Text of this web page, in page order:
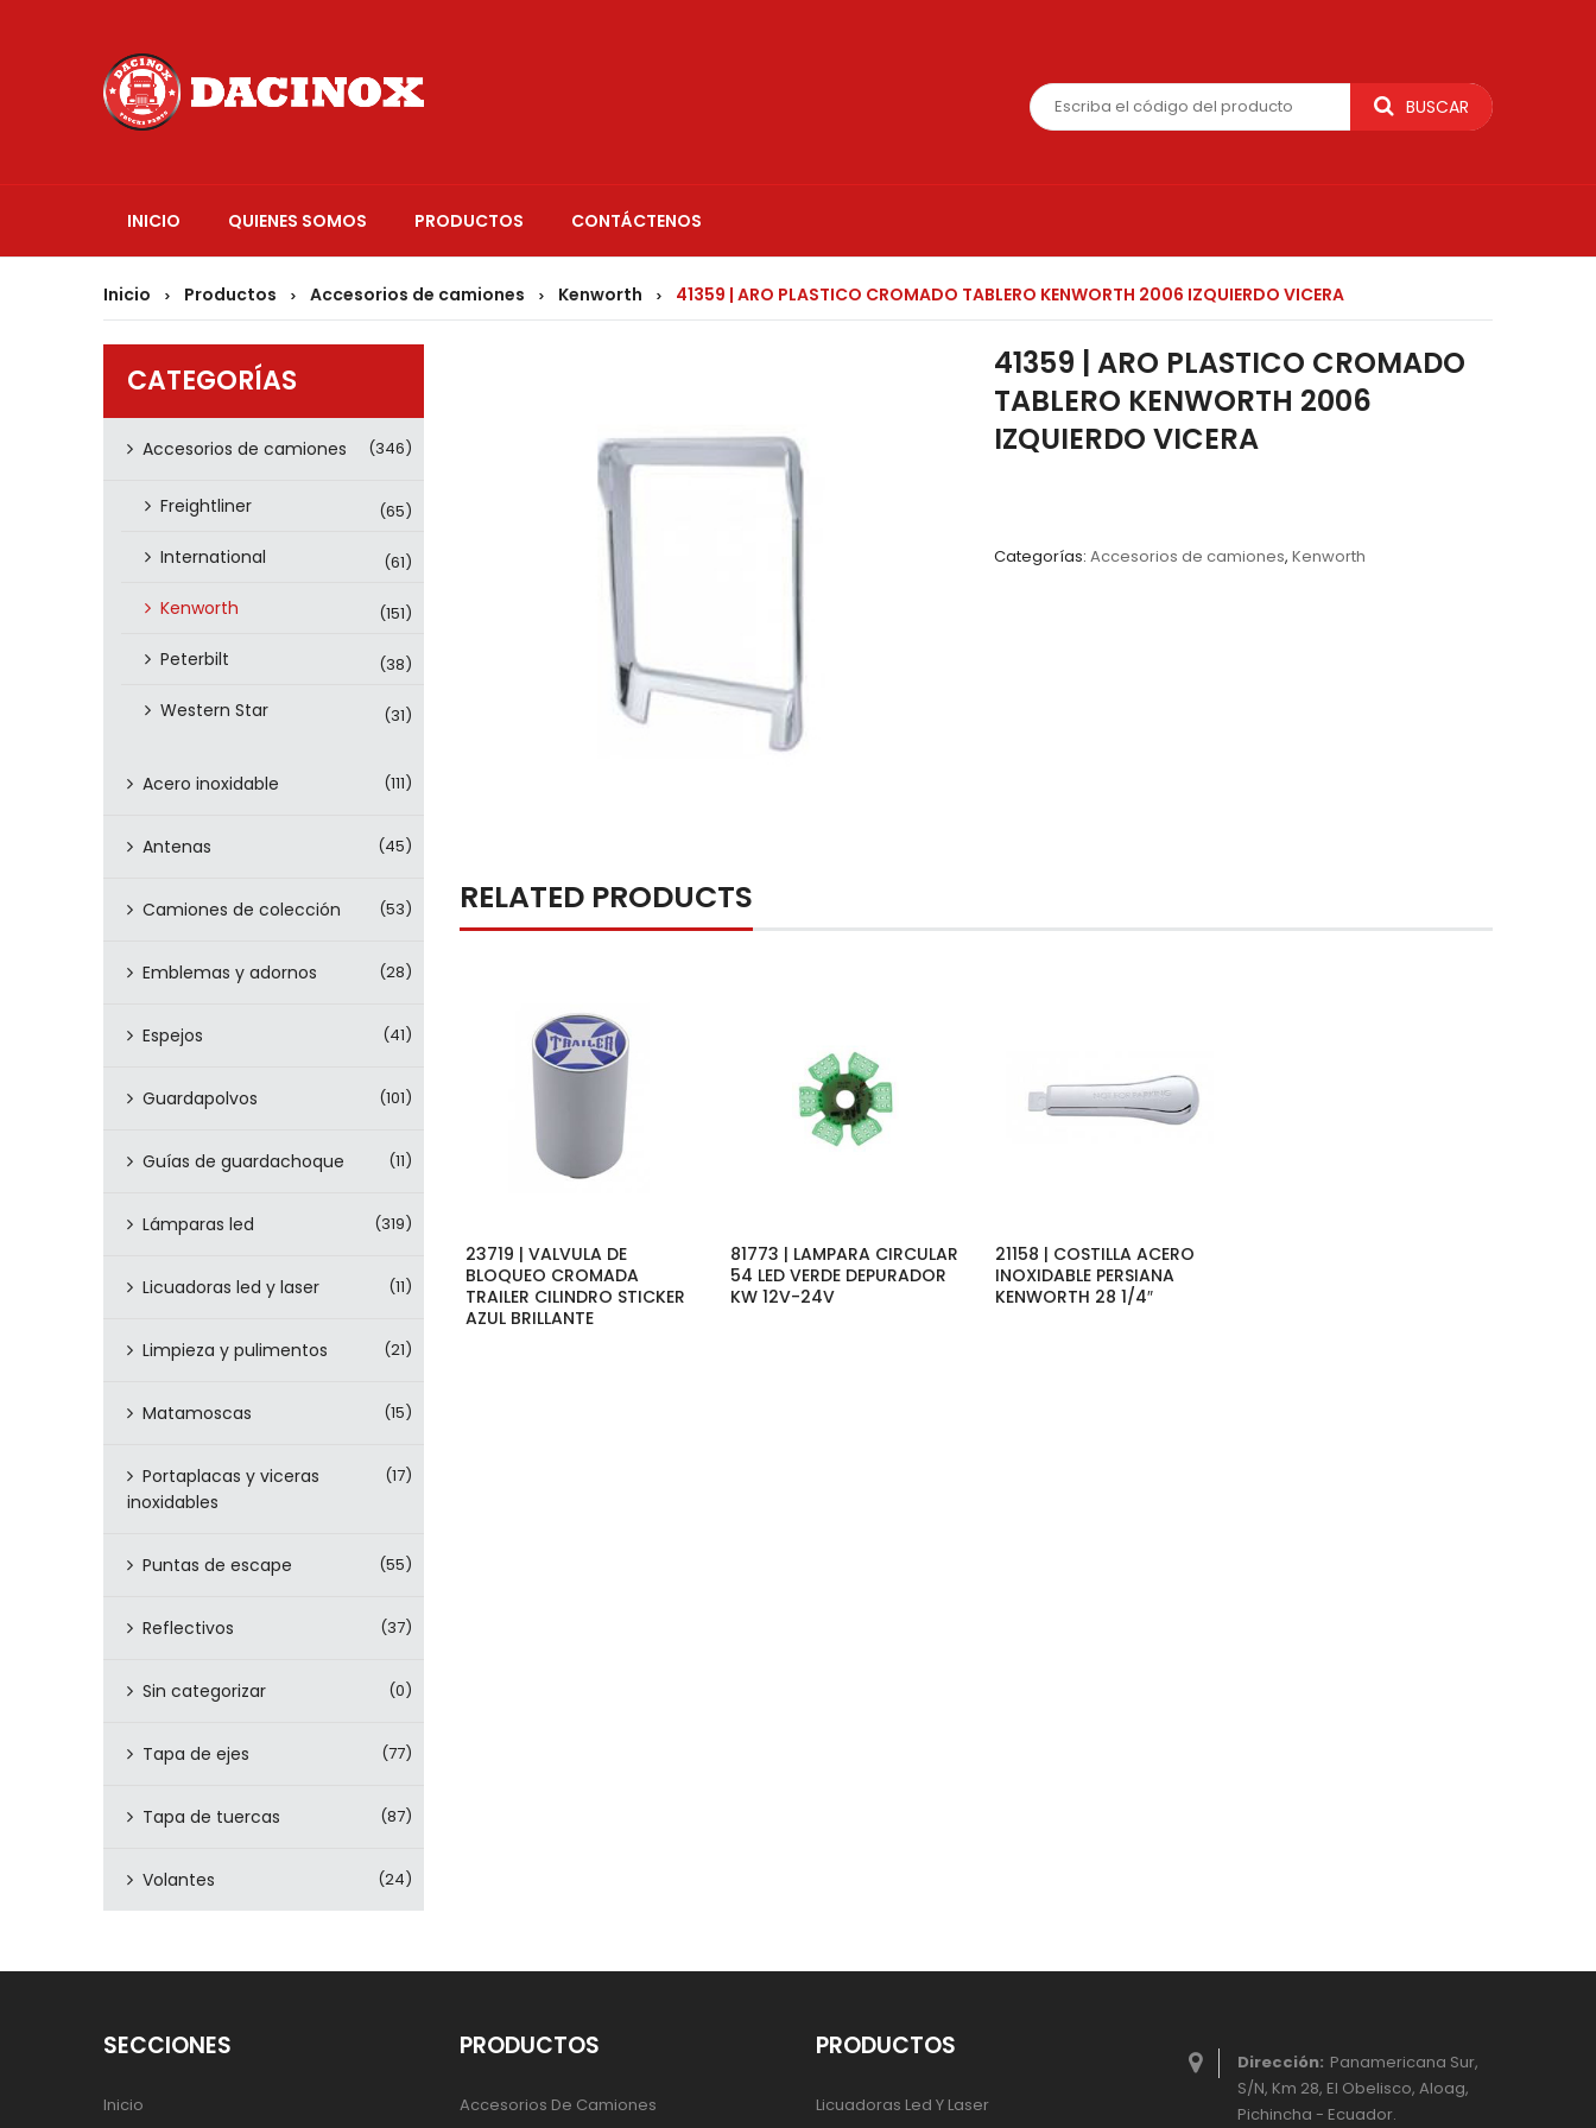
BUSCAR
INICIO QUIENES SOMOS PRODUCTOS CONTÁCTENOS
Inicio > Productos > Accesorios de camiones > Kenworth > 41359 | ARO PLASTICO CROMADO TABLERO KENWORTH 2006 IZQUIERDO VICERA
CATEGORÍAS
Accesorios de camiones (346)
Freightliner (65)
International (61)
Kenworth (151)
Peterbilt (38)
Western Star (31)
Acero inoxidable (111)
Antenas (45)
Camiones de colección (53)
Emblemas y adornos (28)
Espejos (41)
Guardapolvos (101)
Guías de guardachoque (11)
Lámparas led (319)
Licuadoras led y laser (11)
Limpieza y pulimentos (21)
Matamoscas (15)
Portaplacas y viceras
inoxidables
(17)
Puntas de escape (55)
Reflectivos (37)
Sin categorizar (0)
Tapa de ejes (77)
Tapa de tuercas (87)
Volantes (24)
41359 | ARO PLASTICO CROMADO
TABLERO KENWORTH 2006
IZQUIERDO VICERA
Categorías: Accesorios de camiones, Kenworth
RELATED PRODUCTS
23719 | VALVULA DE
BLOQUEO CROMADA
TRAILER CILINDRO STICKER
AZUL BRILLANTE
81773 | LAMPARA CIRCULAR
54 LED VERDE DEPURADOR
KW 12V-24V
21158 | COSTILLA ACERO
INOXIDABLE PERSIANA
KENWORTH 28 1/4″
Dirección: Panamericana Sur,
S/N, Km 28, El Obelisco, Aloag,
Pichincha - Ecuador.
SECCIONES
Inicio
PRODUCTOS
Accesorios De Camiones
PRODUCTOS
Licuadoras Led Y Laser